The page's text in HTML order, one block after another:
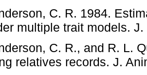
C. R. 1984.
multiple trait models.
C. R., and R. L.
relatives records. J.